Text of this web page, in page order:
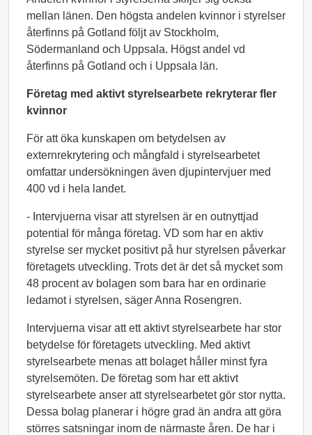
mellan länen. Den högsta andelen kvinnor i styrelser
återfinns på Gotland följt av Stockholm,
Södermanland och Uppsala. Högst andel vd
återfinns på Gotland och i Uppsala län.
Företag med aktivt styrelsearbete rekryterar fler
kvinnor
För att öka kunskapen om betydelsen av
externrekrytering och mångfald i styrelsearbetet
omfattar undersökningen även djupintervjuer med
400 vd i hela landet.
- Intervjuerna visar att styrelsen är en outnyttjad
potential för många företag. VD som har en aktiv
styrelse ser mycket positivt på hur styrelsen påverkar
företagets utveckling. Trots det är det så mycket som
48 procent av bolagen som bara har en ordinarie
ledamot i styrelsen, säger Anna Rosengren.
Intervjuerna visar att ett aktivt styrelsearbete har stor
betydelse för företagets utveckling. Med aktivt
styrelsearbete menas att bolaget håller minst fyra
styrelsemöten. De företag som har ett aktivt
styrelsearbete anser att styrelsearbetet gör stor nytta.
Dessa bolag planerar i högre grad än andra att göra
störres satsningar inom de närmaste åren. De har i